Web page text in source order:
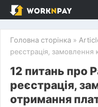
Перейти
до
контенту
Головна сторінка »
реєстрація, замовлення
12 питань про
реєстрація,
отримання